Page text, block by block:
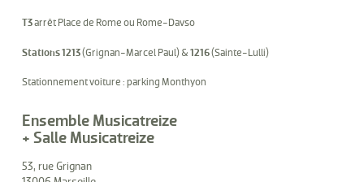
T3arrêt Place de Rome ou Rome-Davso
Stations 1213(Grignan-Marcel Paul) & 1216(Sainte-Lulli)
Stationnement voiture : parking Monthyon
Ensemble Musicatreize
+ Salle Musicatreize
53, rue Grignan